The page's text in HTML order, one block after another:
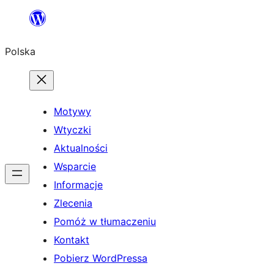
Przejdź
treści
Polska
Motywy
Wtyczki
Aktualności
Wsparcie
Informacje
Zlecenia
Pomóż w tłumaczeniu
Kontakt
Pobierz WordPressa